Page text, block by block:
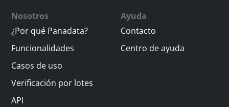
Nosotros
¿Por qué Panadata?
Funcionalidades
Casos de uso
Verificación por lotes
API
Ayuda
Contacto
Centro de ayuda